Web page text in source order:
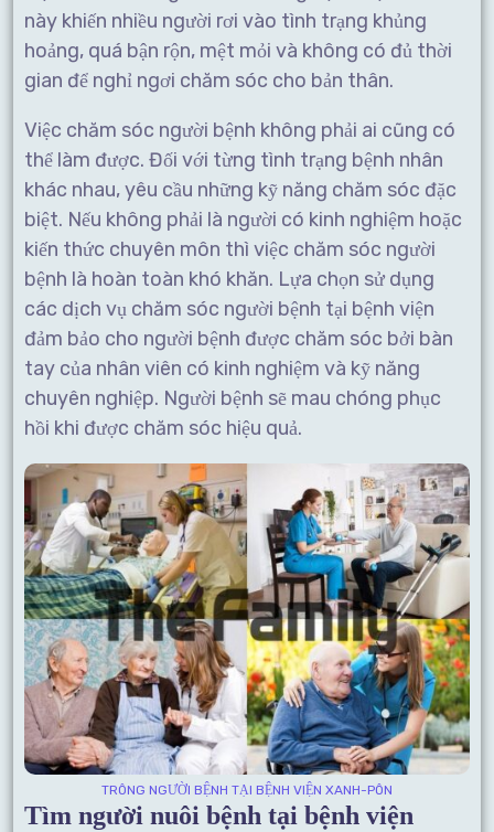
này khiến nhiều người rơi vào tình trạng khủng
hoảng, quá bận rộn, mệt mỏi và không có đủ thời
gian để nghỉ ngơi chăm sóc cho bản thân.
Việc chăm sóc người bệnh không phải ai cũng có
thể làm được. Đối với từng tình trạng bệnh nhân
khác nhau, yêu cầu những kỹ năng chăm sóc đặc
biệt. Nếu không phải là người có kinh nghiệm hoặc
kiến thức chuyên môn thì việc chăm sóc người
bệnh là hoàn toàn khó khăn. Lựa chọn sử dụng
các dịch vụ chăm sóc người bệnh tại bệnh viện
đảm bảo cho người bệnh được chăm sóc bởi bàn
tay của nhân viên có kinh nghiệm và kỹ năng
chuyên nghiệp. Người bệnh sẽ mau chóng phục
hồi khi được chăm sóc hiệu quả.
TRÔNG NGƯỜI BỆNH TẠI BỆNH VIỆN XANH-PÔN
Tìm người nuôi bệnh tại bệnh viện